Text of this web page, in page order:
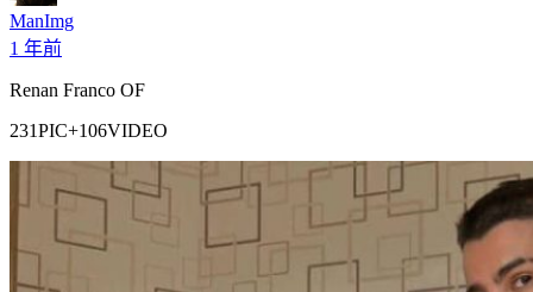
ManImg
1 年前
Renan Franco OF
231PIC+106VIDEO